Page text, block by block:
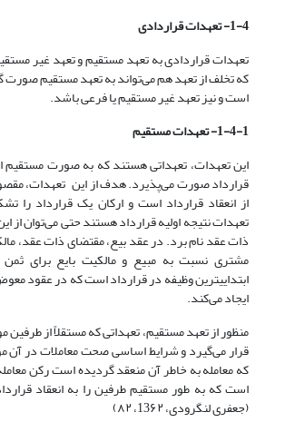
1-4 - تعهدات قراردادی
تعهدات قراردادی به تعهد مستقیم و تعهد غیر
که تخلف از تعهد هم می‌‌تواند به تعهد مستقیم صورت
است و نیز تعهد غیر مستقیم یا فرعی باشد.
1-4-1
- تعهدات مستقیم
این تعهدات، تعهداتی هستند که به صورت مستقیم
قرارداد صورت می‌‌پذیرد. هدف از این تعهدات،
از انعقاد قرارداد است و ارکان یک قرارداد را
تعهدات نتیجه اولیه قرارداد هستند حتی می‌‌توان از
ذات عقد نام برد. در عقد بیع، مقتضای ذات عقد،
مشتری نسبت به مبیع و مالکیت بایع برای ثمن
ابتداییترین وظیفه در قرارداد است که در عقود
ایجاد می‌‌کند.
منظور از تعهد مستقیم، تعهداتی که مستقلاً از طرفین
قرار می‌‌گیرد و شرایط اساسی صحت معاملات در آن
که معامله به خاطر آن منعقد گردیده است رکن
است که به طور مستقیم طرفین را به انعقاد
(جعفری لنگرودی، 13۶۲، ۸۲)